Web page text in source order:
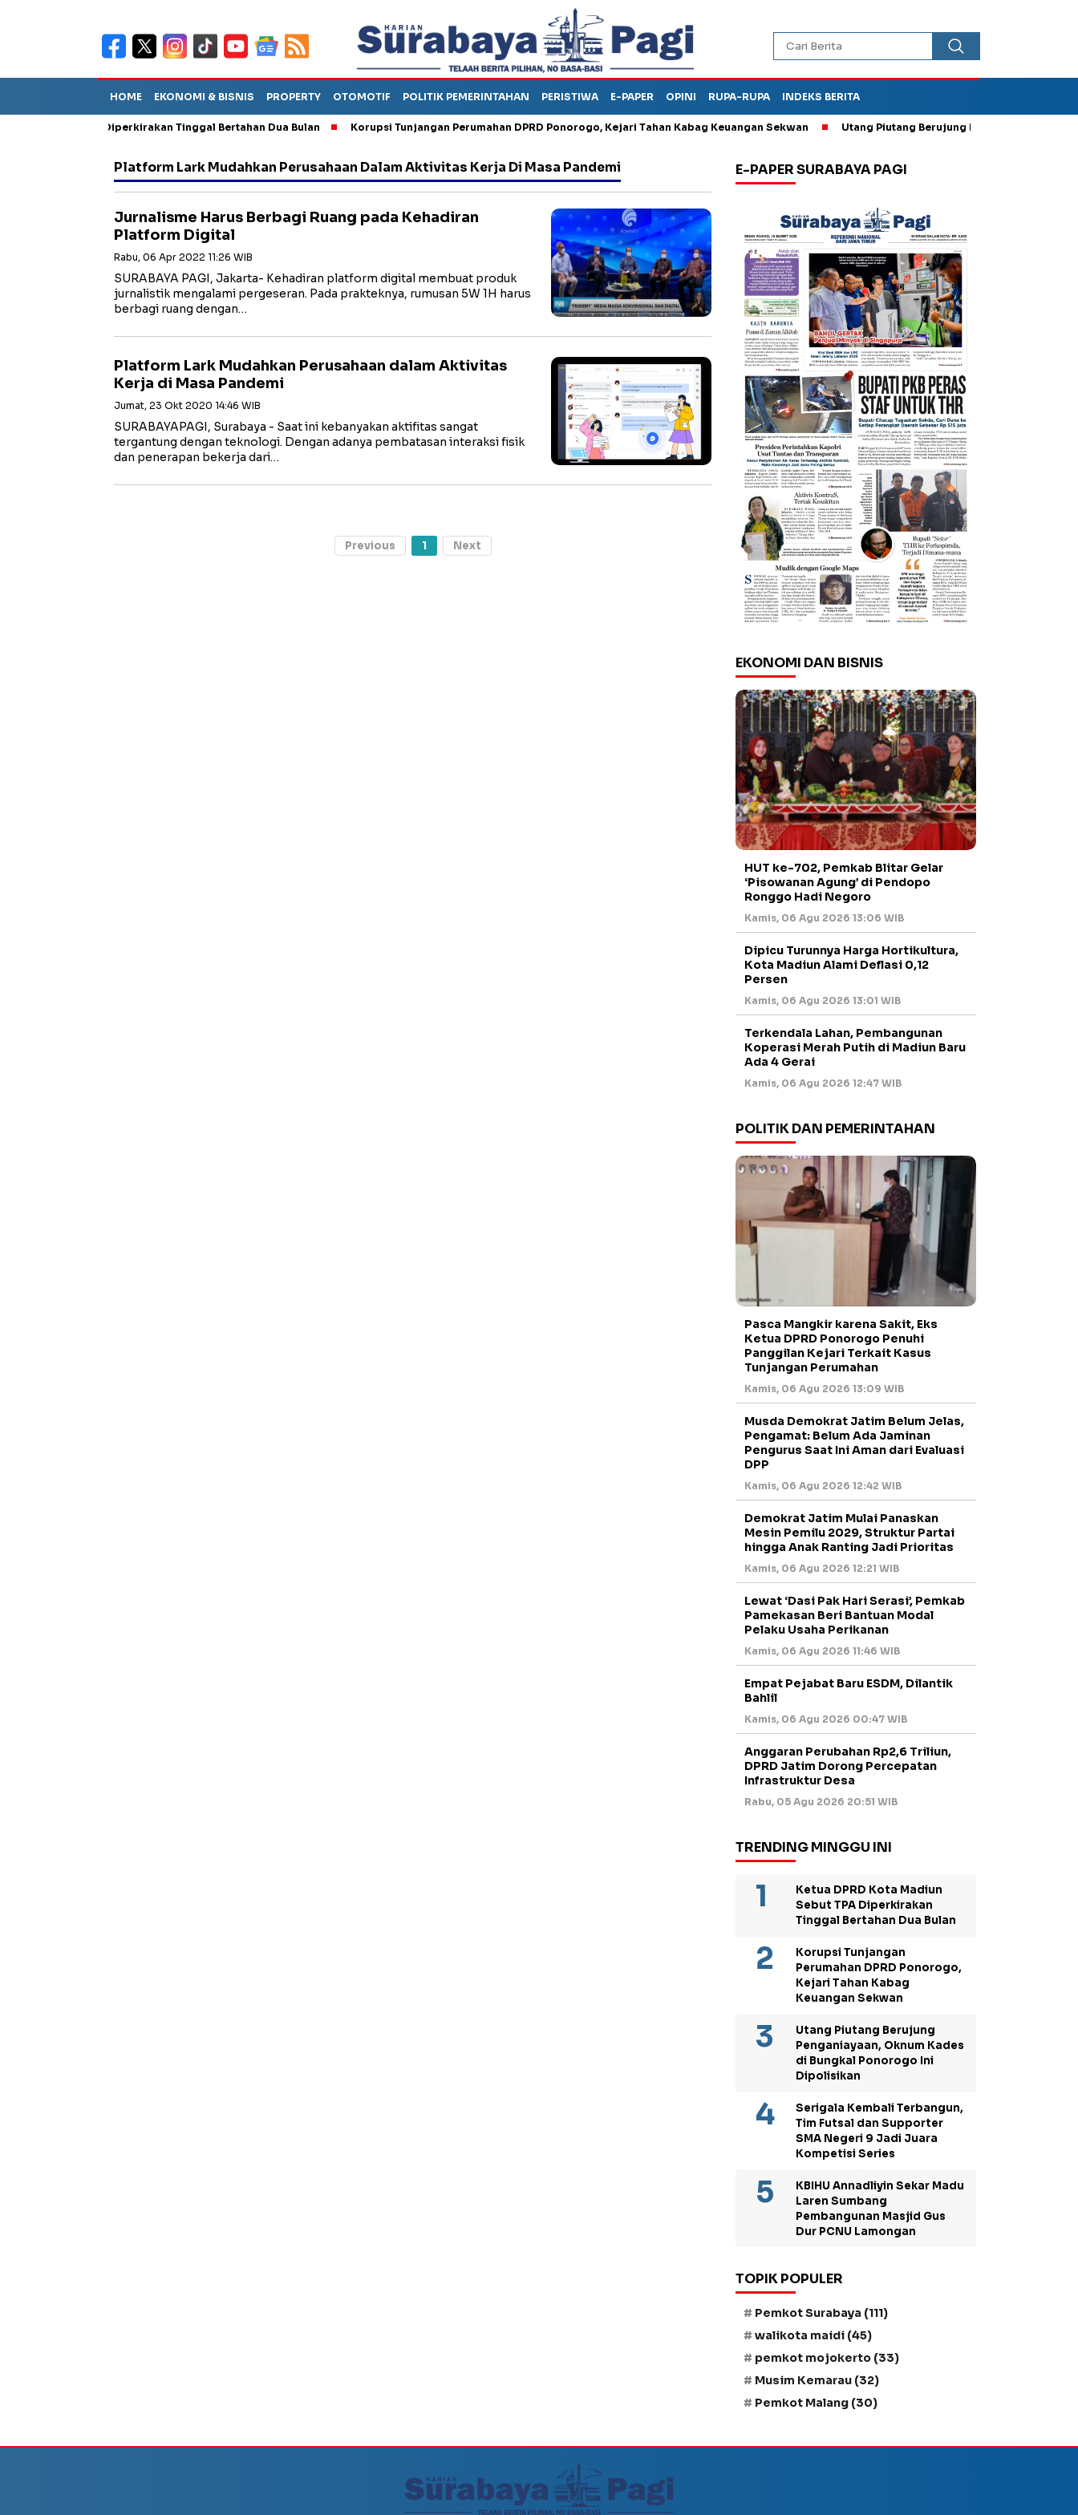
HOME EKONOMI & BISNIS PROPERTY OTOMOTIF POLITIK PEMERINTAHAN PERISTIWA E-PAPER OPINI RUPA-RUPA INDEKS BERITA
Sebut TPA Diperkirakan Tinggal Bertahan Dua Bulan Korupsi Tunjangan Perumahan DPRD Ponorogo, Kejari Tahan Kabag Keuangan Sekwan Utang Piutang Berujung Penganiayaan, Oknum
Platform Lark Mudahkan Perusahaan Dalam Aktivitas Kerja Di Masa Pandemi
Jurnalisme Harus Berbagi Ruang pada Kehadiran
Platform Digital
Rabu, 06 Apr 2022 11:26 WIB
SURABAYA PAGI, Jakarta- Kehadiran platform digital membuat produk
jurnalistik mengalami pergeseran. Pada prakteknya, rumusan 5W 1H harus
berbagi ruang dengan…
Platform Lark Mudahkan Perusahaan dalam Aktivitas
Kerja di Masa Pandemi
Jumat, 23 Okt 2020 14:46 WIB
SURABAYAPAGI, Surabaya - Saat ini kebanyakan aktifitas sangat
tergantung dengan teknologi. Dengan adanya pembatasan interaksi fisik
dan penerapan bekerja dari…
Previous 1 Next
E-PAPER SURABAYA PAGI
EKONOMI DAN BISNIS
HUT ke-702, Pemkab Blitar Gelar
‘Pisowanan Agung’ di Pendopo
Ronggo Hadi Negoro
Kamis, 06 Agu 2026 13:06 WIB
Dipicu Turunnya Harga Hortikultura,
Kota Madiun Alami Deflasi 0,12
Persen
Kamis, 06 Agu 2026 13:01 WIB
Terkendala Lahan, Pembangunan
Koperasi Merah Putih di Madiun Baru
Ada 4 Gerai
Kamis, 06 Agu 2026 12:47 WIB
POLITIK DAN PEMERINTAHAN
Pasca Mangkir karena Sakit, Eks
Ketua DPRD Ponorogo Penuhi
Panggilan Kejari Terkait Kasus
Tunjangan Perumahan
Kamis, 06 Agu 2026 13:09 WIB
Musda Demokrat Jatim Belum Jelas,
Pengamat: Belum Ada Jaminan
Pengurus Saat Ini Aman dari Evaluasi
DPP
Kamis, 06 Agu 2026 12:42 WIB
Demokrat Jatim Mulai Panaskan
Mesin Pemilu 2029, Struktur Partai
hingga Anak Ranting Jadi Prioritas
Kamis, 06 Agu 2026 12:21 WIB
Lewat ‘Dasi Pak Hari Serasi’, Pemkab
Pamekasan Beri Bantuan Modal
Pelaku Usaha Perikanan
Kamis, 06 Agu 2026 11:46 WIB
Empat Pejabat Baru ESDM, Dilantik
Bahlil
Kamis, 06 Agu 2026 00:47 WIB
Anggaran Perubahan Rp2,6 Triliun,
DPRD Jatim Dorong Percepatan
Infrastruktur Desa
Rabu, 05 Agu 2026 20:51 WIB
TRENDING MINGGU INI
Ketua DPRD Kota Madiun
Sebut TPA Diperkirakan
Tinggal Bertahan Dua Bulan
Korupsi Tunjangan
Perumahan DPRD Ponorogo,
Kejari Tahan Kabag
Keuangan Sekwan
Utang Piutang Berujung
Penganiayaan, Oknum Kades
di Bungkal Ponorogo Ini
Dipolisikan
Serigala Kembali Terbangun,
Tim Futsal dan Supporter
SMA Negeri 9 Jadi Juara
Kompetisi Series
KBIHU Annadliyin Sekar Madu
Laren Sumbang
Pembangunan Masjid Gus
Dur PCNU Lamongan
TOPIK POPULER
Pemkot Surabaya (111)
walikota maidi (45)
pemkot mojokerto (33)
Musim Kemarau (32)
Pemkot Malang (30)